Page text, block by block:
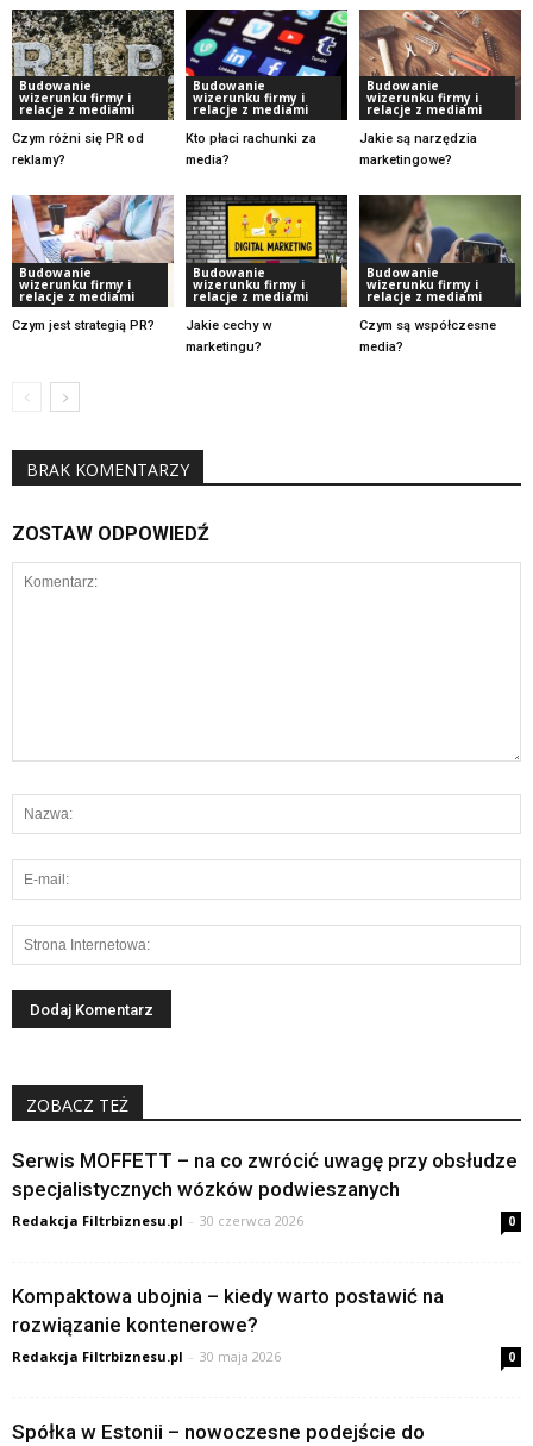
Budowanie
wizerunku firmy i
relacje z mediami
Czym różni się PR od
reklamy?
Budowanie
wizerunku firmy i
relacje z mediami
Kto płaci rachunki za
media?
Budowanie
wizerunku firmy i
relacje z mediami
Jakie są narzędzia
marketingowe?
Budowanie
wizerunku firmy i
relacje z mediami
Czym jest strategią PR?
Budowanie
wizerunku firmy i
relacje z mediami
Jakie cechy w
marketingu?
Budowanie
wizerunku firmy i
relacje z mediami
Czym są współczesne
media?
BRAK KOMENTARZY
ZOSTAW ODPOWIEDŹ
ZOBACZ TEŻ
Serwis MOFFETT – na co zwrócić uwagę przy obsłudze
specjalistycznych wózków podwieszanych
Redakcja Filtrbiznesu.pl - 30 czerwca 2026 0
Kompaktowa ubojnia – kiedy warto postawić na
rozwiązanie kontenerowe?
Redakcja Filtrbiznesu.pl - 30 maja 2026 0
Spółka w Estonii – nowoczesne podejście do